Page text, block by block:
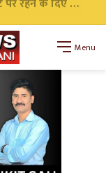
सीएम धामी ने भारी वर्षा को देखते हुए हाई अलर्ट पर रहने के दिए निर्देश सभी एजेंसी को किया अलर्ट
Menu